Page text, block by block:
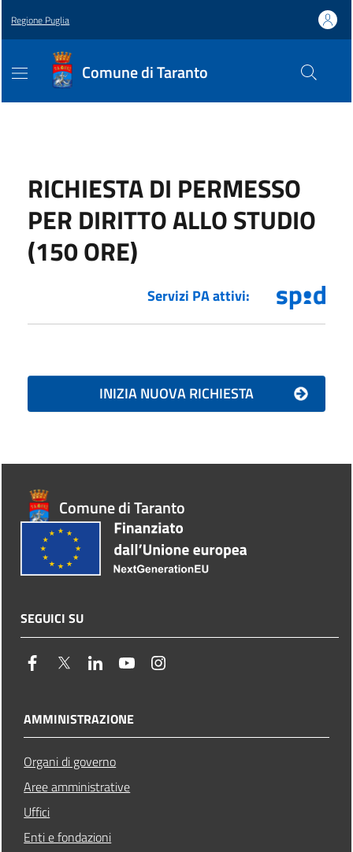
Regione Puglia
Comune di Taranto
RICHIESTA DI PERMESSO
PER DIRITTO ALLO STUDIO
(150 ORE)
Servizi PA attivi:
Comune di Taranto
SEGUICI SU
facebooktwitter linkedin youtube
AMMINISTRAZIONE
Organi di governo
Aree amministrative
Uffici
Enti e fondazioni